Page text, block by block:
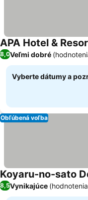
APA Hotel &
8,0Veľmi dobré
Vyberte dátumy a
Obľúbená voľba
Koyaru-no-sato
8,5Vynikajúce